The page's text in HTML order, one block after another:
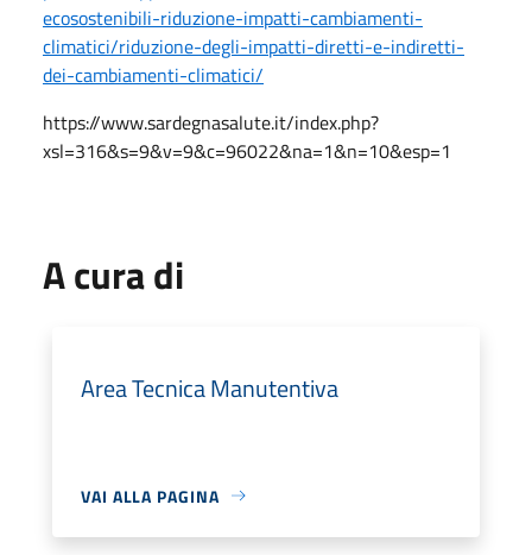
ecosostenibili-riduzione-impatti-cambiamenti-
climatici/riduzione-degli-impatti-diretti-e-indiretti-
dei-cambiamenti-climatici/
https://www.sardegnasalute.it/index.php?
xsl=316&s=9&v=9&c=96022&na=1&n=10&esp=1
A cura di
Area Tecnica Manutentiva
VAI ALLA PAGINA